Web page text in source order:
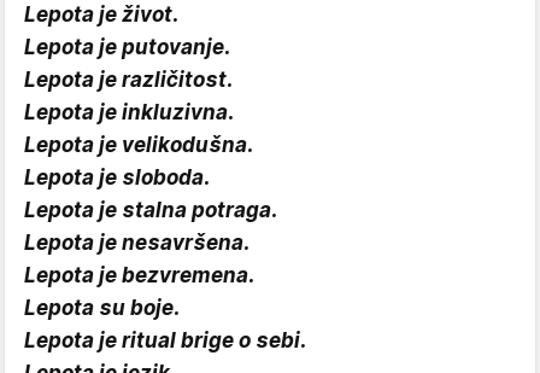
Lepota je život.
Lepota je putovanje.
Lepota je različitost.
Lepota je inkluzivna.
Lepota je velikodušna.
Lepota je sloboda.
Lepota je stalna potraga.
Lepota je nesavršena.
Lepota je bezvremena.
Lepota su boje.
Lepota je ritual brige o sebi.